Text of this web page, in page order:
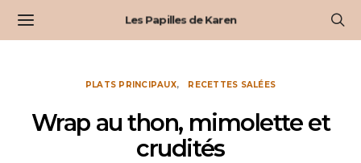
Les Papilles de Karen
PLATS PRINCIPAUX RECETTES SALÉES
Wrap au thon, mimolette et
crudités